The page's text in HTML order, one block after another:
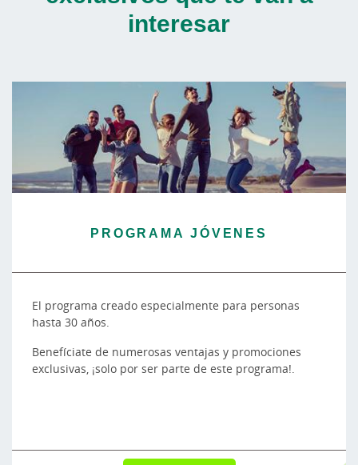
interesar
PROGRAMA JÓVENES
El programa creado especialmente para personas
hasta 30 años.
Benefíciate de numerosas ventajas y promociones
exclusivas, ¡solo por ser parte de este programa!.